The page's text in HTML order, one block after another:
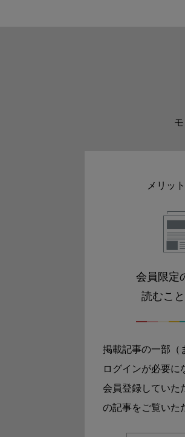
メリット
会員限定
読むこ
掲載記事の一部（
ログインが必要に
会員登録していた
の記事をご覧いた